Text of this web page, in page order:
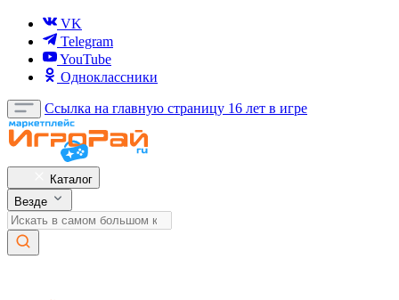
VK
Telegram
YouTube
Одноклассники
Ссылка на главную страницу 16 лет в игре
Каталог
Везде